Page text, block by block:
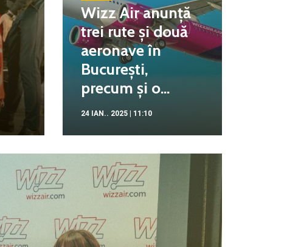
Wizz Air anunță
trei rute și două
aeronave în
București,
precum și o...
24 IAN.. 2025 | 11:10